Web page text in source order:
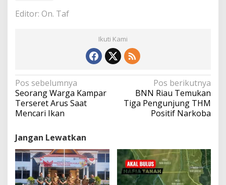
Editor: On. Taf
Ikuti Kami
N
a
v
i
s
i
p
o
s
Pos sebelumnya
Seorang Warga Kampar
Terseret Arus Saat
Mencari Ikan
Pos berikutnya
BNN Riau Temukan
Tiga Pengunjung THM
Positif Narkoba
Jangan Lewatkan